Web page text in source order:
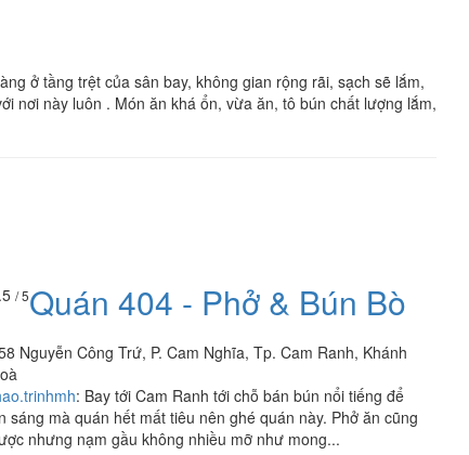
ở tầng trệt của sân bay, không gian rộng rãi, sạch sẽ lắm,
nơi này luôn . Món ăn khá ổn, vừa ăn, tô bún chất lượng lắm,
/ 5Quán 404 - Phở & Bún Bò
Nguyễn Công Trứ, P. Cam Nghĩa, Tp. Cam Ranh, Khánh
: Bay tới Cam Ranh tới chỗ bán bún nổi tiếng để
sáng mà quán hết mất tiêu nên ghé quán này. Phở ăn cũng
nhưng nạm gầu không nhiều mỡ như mong...